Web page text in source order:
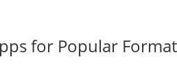
for Popular